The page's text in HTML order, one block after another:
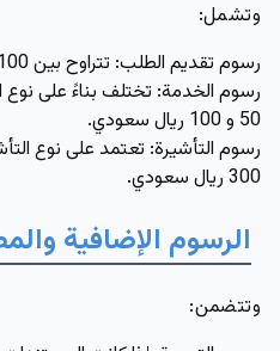
وتشمل:
رسوم تقديم الطلب: تتراوح بين 100 و 200 ريال سعودي.
رسوم الخدمة: تختلف بناءً على نوع
50 و 100 ريال سعودي.
رسوم التأشيرة: تعتمد على نوع
300 ريال سعودي.
الرسوم الإضافية
وتتضمن: